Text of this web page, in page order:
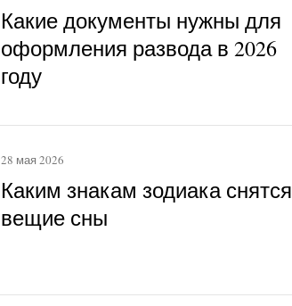
Какие документы нужны для
оформления развода в 2026
году
Каким знакам зодиака снятся
вещие сны
28 мая 2026